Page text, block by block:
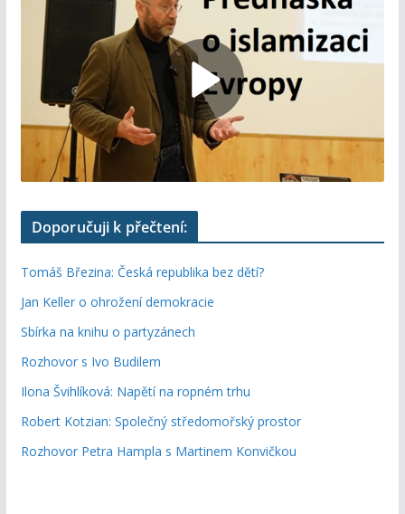
Doporučuji k přečtení:
Tomáš Březina: Česká republika bez dětí?
Jan Keller o ohrožení demokracie
Sbírka na knihu o partyzánech
Rozhovor s Ivo Budilem
Ilona Švihlíková: Napětí na ropném trhu
Robert Kotzian: Společný středomořský prostor
Rozhovor Petra Hampla s Martinem Konvičkou